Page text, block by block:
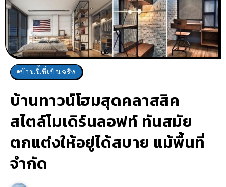
บ้านนี้ที่เป็นจริง
บ้านทาวน์โฮมสุดคลาสสิค
สไตล์โมเดิร์นลอฟท์ ทันสมัย
ตกแต่งให้อยู่ได้สบาย แม้พื้นที่
จำกัด